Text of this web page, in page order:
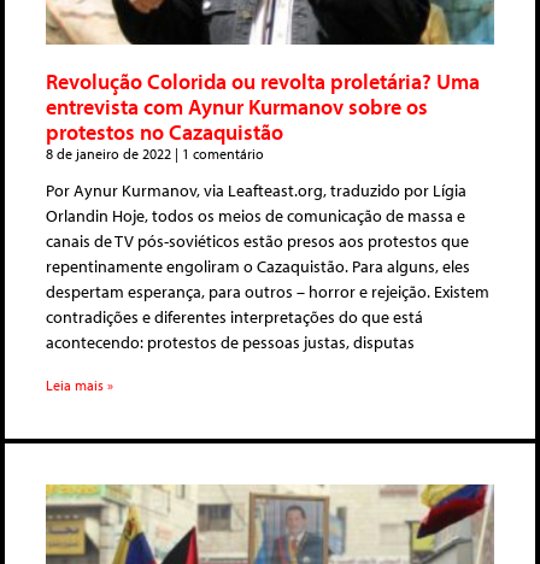
Revolução Colorida ou revolta proletária? Uma
entrevista com Aynur Kurmanov sobre os
protestos no Cazaquistão
8 de janeiro de 2022 1 comentário
Por Aynur Kurmanov, via Leafteast.org, traduzido por Lígia
Orlandin Hoje, todos os meios de comunicação de massa e
canais de TV pós-soviéticos estão presos aos protestos que
repentinamente engoliram o Cazaquistão. Para alguns, eles
despertam esperança, para outros – horror e rejeição. Existem
contradições e diferentes interpretações do que está
acontecendo: protestos de pessoas justas, disputas
Leia mais »